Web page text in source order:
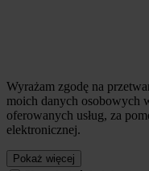
Wyrażam zgodę na
moich danych osobowych
oferowanych usług, za
elektronicznej.
Pokaż więcej